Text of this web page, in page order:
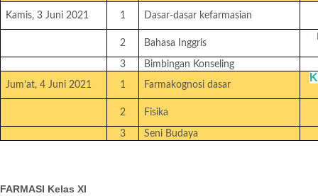
Kamis, 3 Juni 2021 1 Dasar-dasar kefarmasian
2 Bahasa Inggris
3 Bimbingan Konseling
Jum’at, 4 Juni 2021 1 Farmakognosi dasar
2 Fisika
3 Seni Budaya
FARMASI Kelas XI